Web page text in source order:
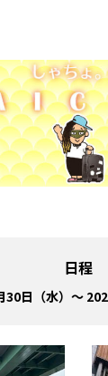
日程
30日（水）～